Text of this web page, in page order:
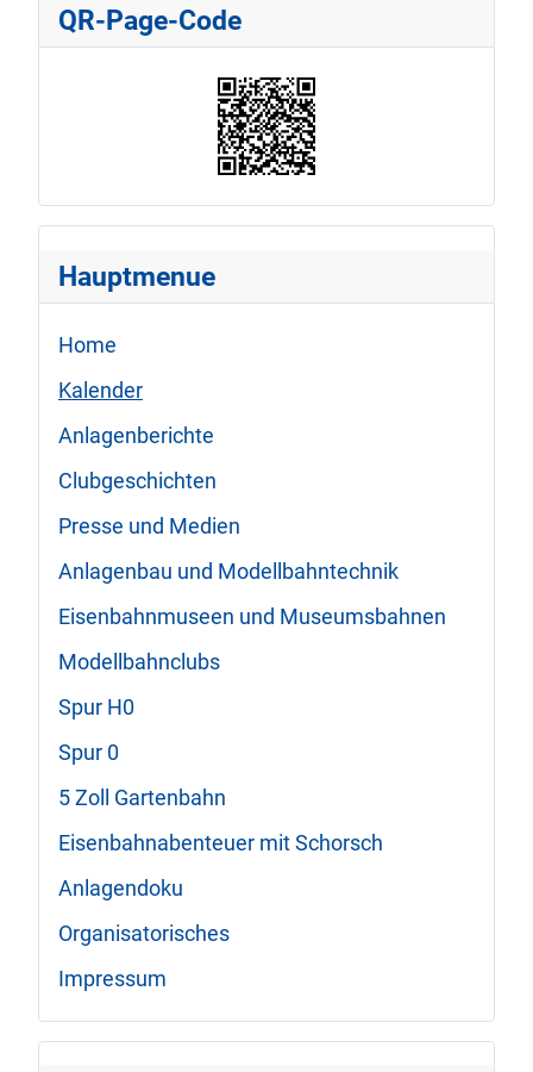
QR-Page-Code
Hauptmenue
Home
Kalender
Anlagenberichte
Clubgeschichten
Presse und Medien
Anlagenbau und Modellbahntechnik
Eisenbahnmuseen und Museumsbahnen
Modellbahnclubs
Spur H0
Spur 0
5 Zoll Gartenbahn
Eisenbahnabenteuer mit Schorsch
Anlagendoku
Organisatorisches
Impressum